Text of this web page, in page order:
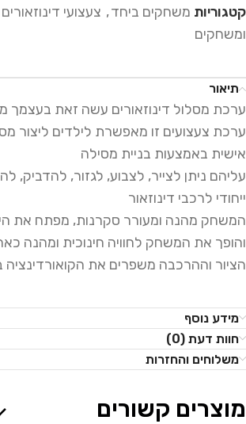
קטגוריות משחקים ביחד, צעצועי
ומשחקים
תיאור
ערכת מסלול דינוזאורים עשה זאת בעצמך
ערכת צעצועים זו מאפשרת לילדים ליצור
אישית באמצעות בניית מסילה
עליהם ניתן לצייר, לצבוע, לגזור, להדביק,
ייחודי לרכבי דינוזאור
המשחק מהנה ומעורר סקרנות, מפתח את
והופך את המשחק לחוויה חינוכית ומהנה
הציור וההרכבה משפרים את הקואורדינציה
מידע נוסף
חוות דעת (0)
משלוחים והחזרות
מוצרים קשורים